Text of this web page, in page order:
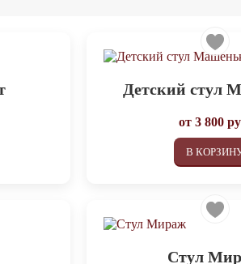
Детский стул
от3 800
В
Стул